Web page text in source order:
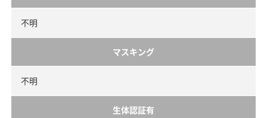
不明
マスキング
不明
生体認証有